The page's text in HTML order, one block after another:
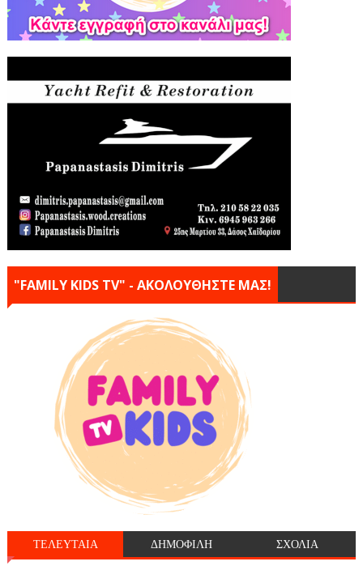
"FAMILY KIDS TV" - ΑΚΟΛΟΥΘΗΣΤΕ ΜΑΣ!
ΤΕΛΕΥΤΑΙΑ ΔΗΜΟΦΙΛΗ ΣΧΟΛΙΑ